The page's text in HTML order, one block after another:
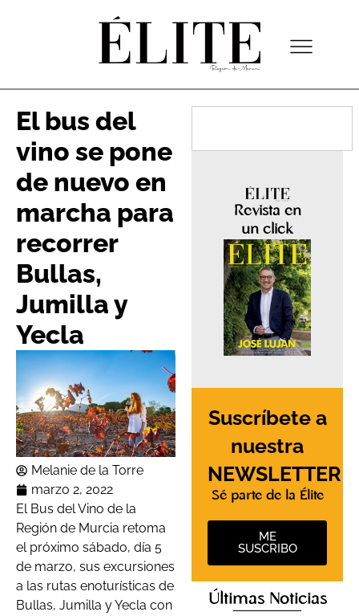
El bus del
vino se pone
de nuevo en
marcha para
recorrer
Bullas,
Jumilla y
Yecla
Melanie de la Torre
marzo 2, 2022
El Bus del Vino de la
Región de Murcia retoma
el próximo sábado, día 5
de marzo, sus excursiones
a las rutas enoturísticas de
Bullas, Jumilla y Yecla con
Revista en
un click
Suscríbete a
nuestra
NEWSLETTER
Sé parte de la Élite
ME
SUSCRIBO
Últimas Noticias